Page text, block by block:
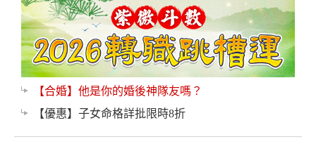
【合婚】他是你的婚後神隊友嗎？
【優惠】子女命格詳批限時8折